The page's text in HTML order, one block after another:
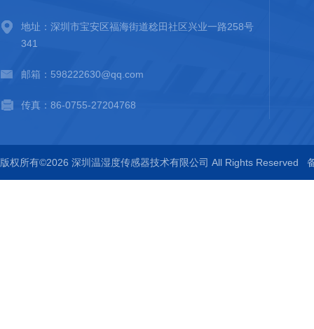
地址：深圳市宝安区福海街道稔田社区兴业一路258号
341
邮箱：598222630@qq.com
传真：86-0755-27204768
版权所有©2026 深圳温湿度传感器技术有限公司 All Rights Reserved